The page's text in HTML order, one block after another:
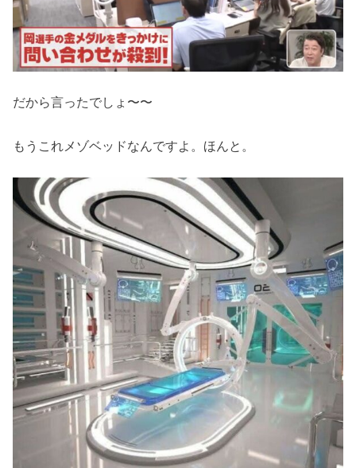
だから言ったでしょ〜〜
もうこれメゾベッドなんですよ。ほんと。